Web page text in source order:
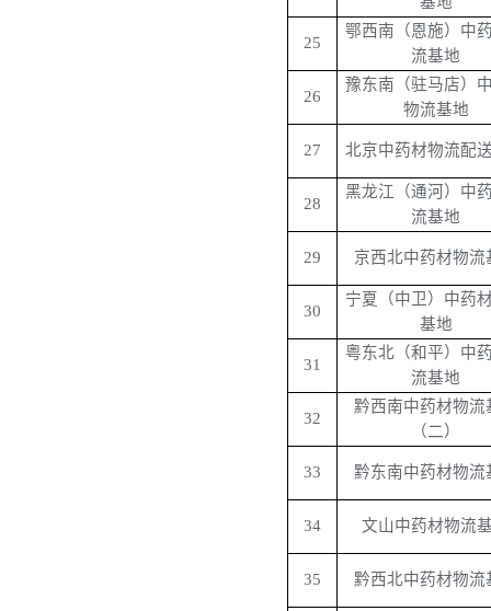
25
鄂西南（恩施）中
流基地
26
豫东南（驻马店）
物流基地
27 北京中药材物流配
28
黑龙江（通河）中
流基地
29 京西北中药材物流
30
宁夏（中卫）中药
基地
31
粤东北（和平）中
流基地
32
黔西南中药材物流
（二）
33 黔东南中药材物流
34 文山中药材物流
35 黔西北中药材物流